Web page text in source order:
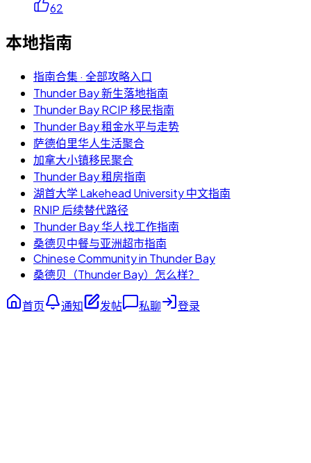
62
本地指南
指南合集 · 全部攻略入口
Thunder Bay 新生落地指南
Thunder Bay RCIP 移民指南
Thunder Bay 租金水平与走势
萨德伯里华人生活聚合
加拿大小镇移民聚合
Thunder Bay 租房指南
湖首大学 Lakehead University 中文指南
RNIP 后续替代路径
Thunder Bay 华人找工作指南
桑德贝中餐与亚洲超市指南
Chinese Community in Thunder Bay
桑德贝（Thunder Bay）怎么样？
首页 通知 发帖 私聊 登录